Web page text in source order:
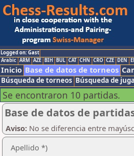
Logged on: Gast
Arabic ARM AZE BIH BUL CAT CHN CRO CZE DEN
Inicio Base de datos de torneos
Búsqueda de torneos Búsqueda de
Se encontraron 10 partidas.
Base de datos de
Aviso: No se diferencia entre
Apellido *)